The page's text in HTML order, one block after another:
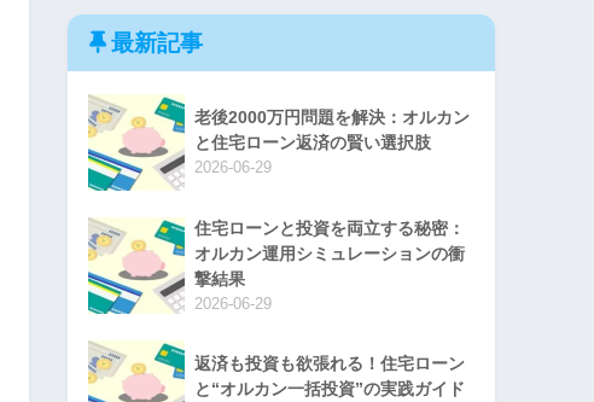
最新記事
老後2000万円問題を解決：オルカン
と住宅ローン返済の賢い選択肢
2026-06-29
住宅ローンと投資を両立する秘密：
オルカン運用シミュレーションの衝
撃結果
2026-06-29
返済も投資も欲張れる！住宅ローン
と“オルカン一括投資”の実践ガイド